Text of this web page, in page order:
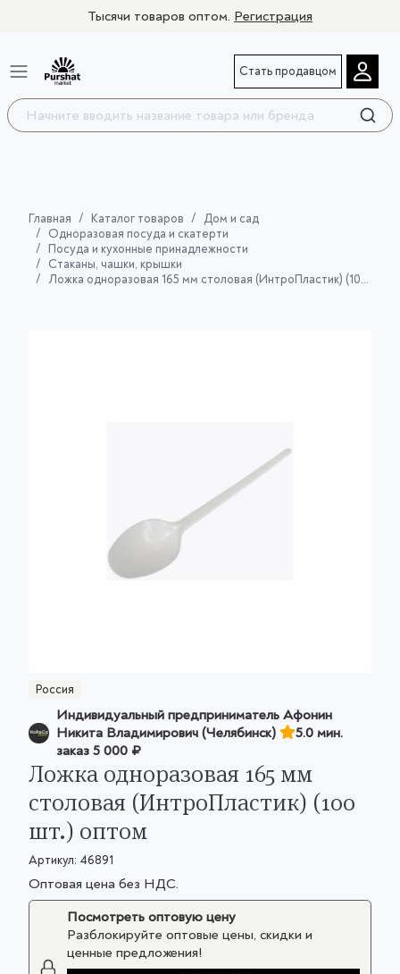
Тысячи товаров оптом. Регистрация
Стать продавцом
Главная Каталог товаров
Дом и сад
Одноразовая посуда и скатерти
Посуда и кухонные принадлежности
Стаканы, чашки, крышки
Ложка одноразовая 165 мм столовая (ИнтроПластик) (100 шт.)
Россия
Индивидуальный предприниматель Афонин
Никита Владимирович (Челябинск)
5.0 мин.
заказ 5 000 ₽
Ложка одноразовая 165 мм
столовая (ИнтроПластик) (100
шт.) оптом
Артикул: 46891
Оптовая цена без НДС.
Посмотреть оптовую цену
Разблокируйте оптовые цены, скидки и
ценные предложения!